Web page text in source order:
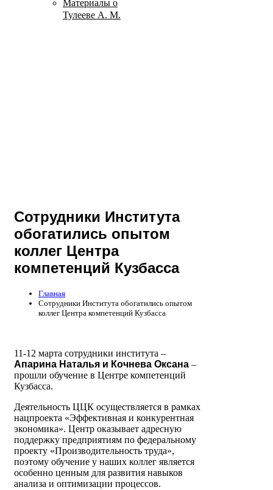
Материалы о
Тулееве А. М.
Сотрудники Института
обогатились опытом
коллег Центра
компетенций Кузбасса
Главная
Сотрудники Института обогатились опытом
коллег Центра компетенций Кузбасса
11-12 марта сотрудники института –
Апарина Наталья и Кочнева Оксана –
прошли обучение в Центре компетенций
Кузбасса.
Деятельность ЦЦК осуществляется в рамках
нацпроекта «Эффективная и конкурентная
экономика». Центр оказывает адресную
поддержку предприятиям по федеральному
проекту «Производительность труда»,
поэтому обучение у наших коллег является
особенно ценным для развития навыков
анализа и оптимизации процессов.